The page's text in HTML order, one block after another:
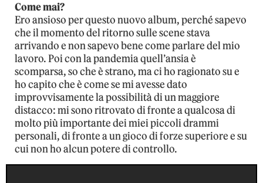
Come mai?
Ero ansioso per questo nuovo album, perché sapevo
che il momento del ritorno sulle scene stava
arrivando e non sapevo bene come parlare del mio
lavoro. Poi con la pandemia quell’ansia è
scomparsa, so che è strano, ma ci ho ragionato su e
ho capito che è come se mi avesse dato
improvvisamente la possibilità di un maggiore
distacco: mi sono ritrovato di fronte a qualcosa di
molto più importante dei miei piccoli drammi
personali, di fronte a un gioco di forze superiore e su
cui non ho alcun potere di controllo.